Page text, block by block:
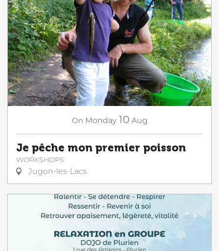
On Monday 10 Aug
Je pêche mon premier poisson
WORKSHOPS
Jugon-les-Lacs